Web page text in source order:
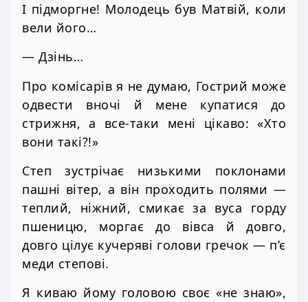
І підморгне! Молодець був Матвій, коли
вели його…
— Дзінь…
Про комісарів я не думаю, Гострий може
одвести вночі й мене купатися до
стрижня, а все-таки мені цікаво: «Хто
вони такі?!»
Степ зустрічає низькими поклонами
пашні вітер, а він проходить полями —
теплий, ніжний, смикає за вуса горду
пшеницю, моргає до вівса й довго,
довго цілує кучеряві голови гречок — п’є
меди степові.
Я киваю йому головою своє «не знаю»,